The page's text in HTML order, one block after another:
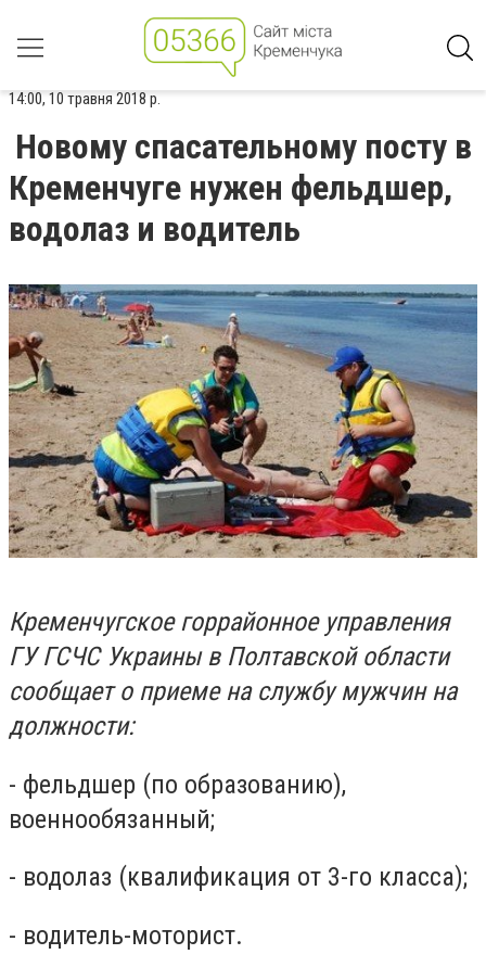
14:00, 10 травня 2018 р.
Новому спасательному посту в
Кременчуге нужен фельдшер,
водолаз и водитель
Кременчугское горрайонное управления
ГУ ГСЧС Украины в Полтавской области
сообщает о приеме на службу мужчин на
должности:
- фельдшер (по образованию),
военнообязанный;
- водолаз (квалификация от 3-го класса);
- водитель-моторист.